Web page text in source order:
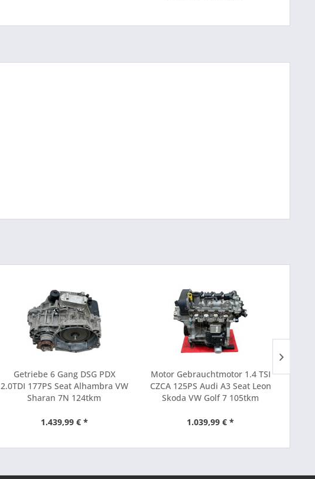
Getriebe 6 Gang DSG PDX
2.0TDI 177PS Seat Alhambra VW
Sharan 7N 124tkm
1.439,99 € *
Motor Gebrauchtmotor 1.4 TSI
CZCA 125PS Audi A3 Seat Leon
Skoda VW Golf 7 105tkm
1.039,99 € *